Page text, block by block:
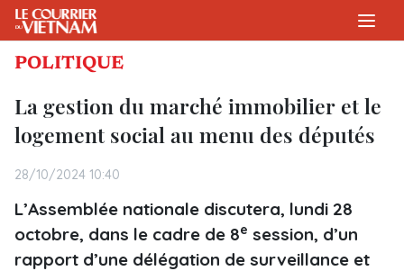
POLITIQUE
La gestion du marché immobilier et le
logement social au menu des députés
28/10/2024 10:40
L’Assemblée nationale discutera, lundi 28
octobre, dans le cadre de 8e session, d’un
rapport d’une délégation de surveillance et